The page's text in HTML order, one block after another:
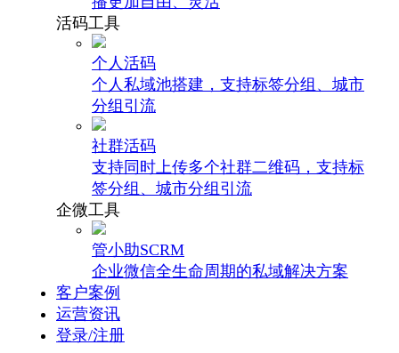
活码工具
个人活码
个人私域池搭建，支持标签分组、城市
分组引流
社群活码
支持同时上传多个社群二维码，支持标
签分组、城市分组引流
企微工具
管小助SCRM
企业微信全生命周期的私域解决方案
客户案例
运营资讯
登录/注册